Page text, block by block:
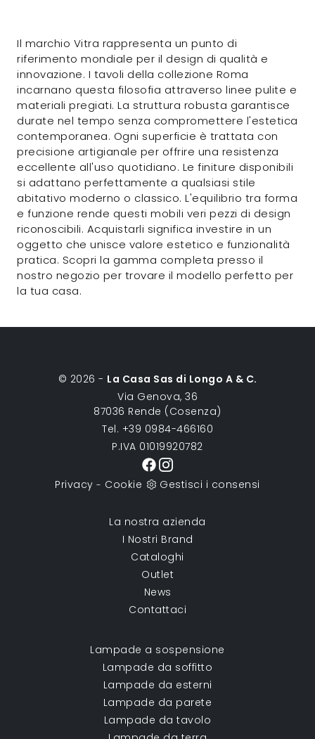
Il marchio Vitra rappresenta un punto di
riferimento mondiale per il design di qualità e
innovazione. I tavoli della collezione Roma
incarnano questa filosofia attraverso linee pulite e
materiali pregiati. La struttura robusta garantisce
durate nel tempo senza compromettere l'estetica
contemporanea. Ogni superficie è trattata con
precisione artigianale per offrire una resistenza
eccellente all'uso quotidiano. Le finiture disponibili
si adattano perfettamente a qualsiasi stile
abitativo moderno o classico. L'equilibrio tra forma
e funzione rende questi mobili veri pezzi di design
riconoscibili. Acquistarli significa investire in un
oggetto che unisce valore estetico e funzionalità
pratica. Scopri la gamma completa presso il
nostro negozio per trovare il modello perfetto per
la tua casa.
© 2026 - La Casa Sas di Longo A & C.
Via Genova, 36
87036 Rende (Cosenza)
Tel. +39 0984-466160
P.IVA 01019920782
Privacy - Cookie Gestisci i consensi
La nostra azienda
I Nostri Brand
Cataloghi
Outlet
News
Contattaci
Lampade a sospensione
Lampade da soffitto
Lampade da esterni
Lampade da parete
Lampade da tavolo